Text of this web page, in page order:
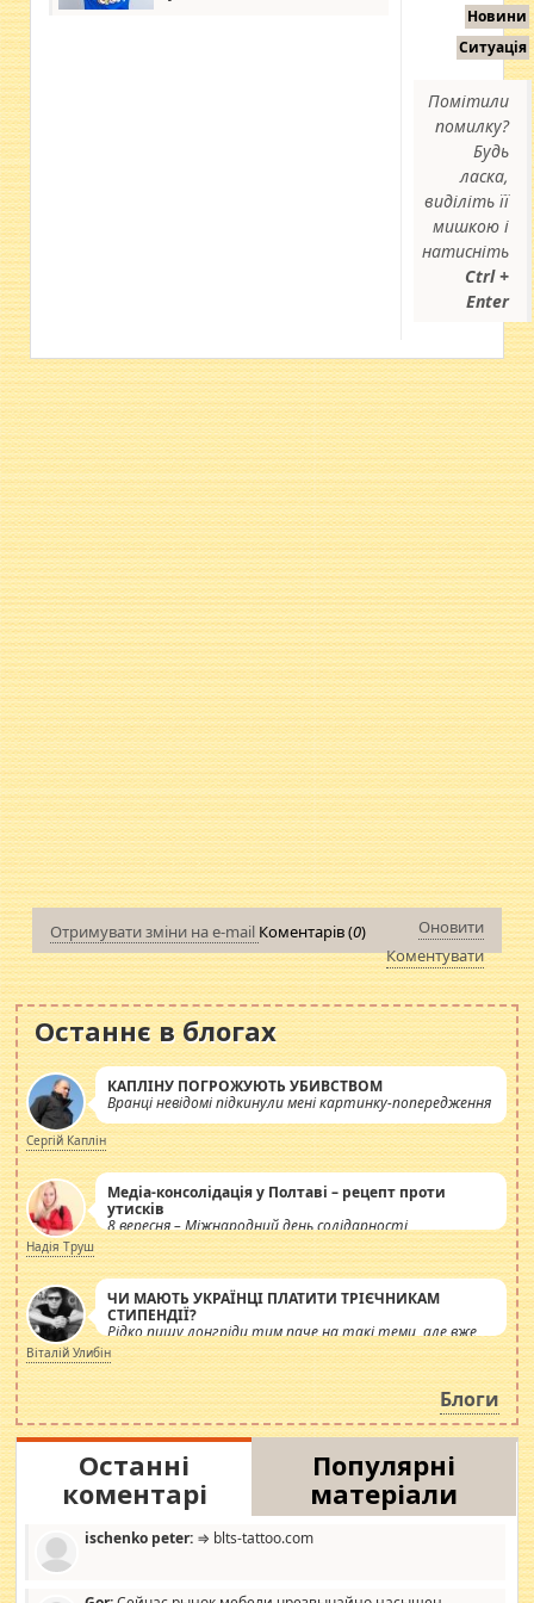
Новини
Ситуація
Помітили
помилку?
Будь
ласка,
виділіть її
мишкою і
натисніть
Ctrl +
Enter
Отримувати зміни на e-mail Коментарів (0)
Оновити
Коментувати
Останнє в блогах
КАПЛІНУ ПОГРОЖУЮТЬ УБИВСТВОМ
Вранці невідомі підкинули мені картинку-попередження
Сергій Каплін
Медіа-консолідація у Полтаві – рецепт проти
утисків
8 вересня – Міжнародний день солідарності
журналістів.
Надія Труш
ЧИ МАЮТЬ УКРАЇНЦІ ПЛАТИТИ ТРІЄЧНИКАМ
СТИПЕНДІЇ?
Рідко пишу лонгріди тим паче на такі теми, але вже
просто дістало! Обурюють сьогоднішні інсенуації
навколо стипендіального питання. Штучно
роздувається ще одна соціальна катастрофа.
Віталій Улибін
Блоги
Останні
коментарі
Популярні
матеріали
ischenko peter: ⇒ blts-tattoo.com